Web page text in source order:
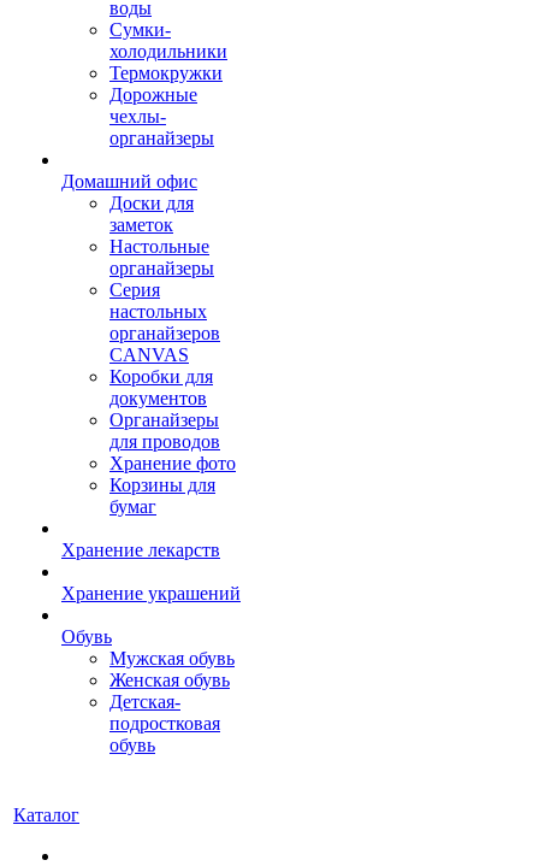
воды
Сумки-
холодильники
Термокружки
Дорожные
чехлы-
органайзеры
Домашний офис
Доски для
заметок
Настольные
органайзеры
Серия
настольных
органайзеров
CANVAS
Коробки для
документов
Органайзеры
для проводов
Хранение фото
Корзины для
бумаг
Хранение лекарств
Хранение украшений
Обувь
Мужская обувь
Женская обувь
Детская-
подростковая
обувь
Каталог